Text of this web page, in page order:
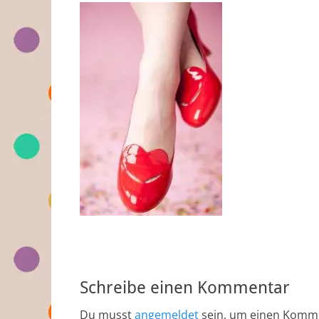
Schreibe einen Kommentar
Du musstangemeldetsein, um einen